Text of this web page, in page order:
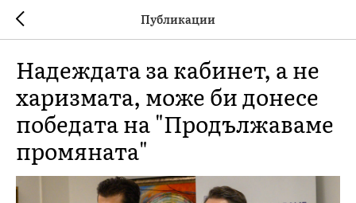
Публикации
Надеждата за кабинет, а не
харизмата, може би донесе
победата на "Продължаваме
промяната"